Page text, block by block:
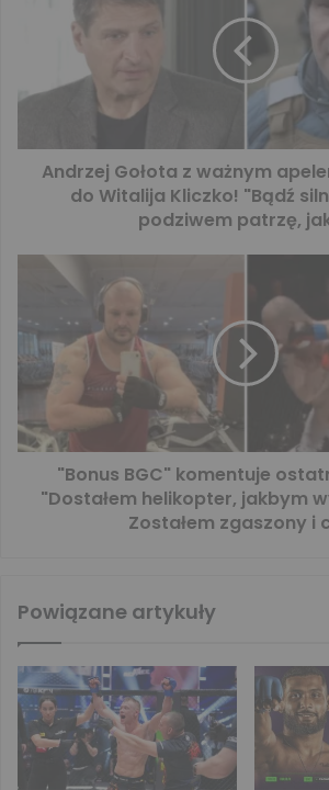
Andrzej Gołota z ważnym
do Witalija Kliczko! "Bądź
podziwem patrzę,
"Bonus BGC" komentuje
"Dostałem helikopter, jakbym
Zostałem zgaszony i
Powiązane artykuły